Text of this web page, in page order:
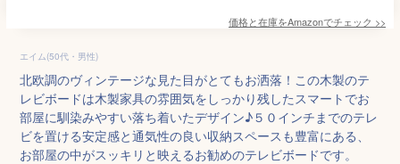
価格と在庫をAmazonでチェック >>
エイム(50代・男性)
北欧調のヴィンテージな見た目がとてもお洒落！この木製のテ
レビボードは木製家具の雰囲気をしっかり残したスマートでお
部屋に馴染みやすい落ち着いたデザイン♪５０インチまでのテレ
ビを置ける安定感と通気性の良い収納スペースも豊富にある、
お部屋の中がスッキリと映えるお勧めのテレビボードです。